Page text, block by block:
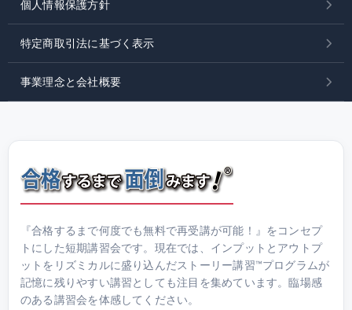
個人情報保護方針
特定商取引法に基づく表示
事業理念と会社概要
『合格するまで何度でも無料で再受講が可能！』をコンセプ
トにした短期講習会です。現在では、インプットとアウトプ
ットをリズミカルに盛り込んだストーリー講習™プログラムが
記憶に残りやすい講習としても注目を集めています。臨場感
のある講習会を体感してください。